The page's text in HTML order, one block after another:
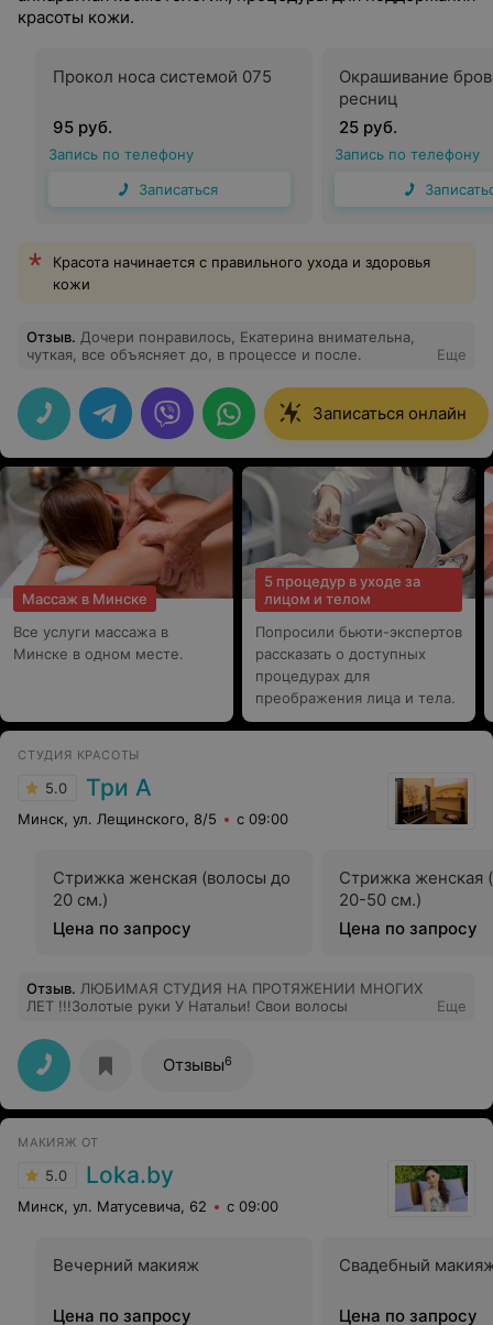
красоты кожи.
Прокол носа системой 075
95 руб.
Запись по телефону
Записаться
Окрашивание
ресниц
25 руб.
Запись по телефону
Красота начинается с правильного ухода и здоровья
кожи
Отзыв. Дочери понравилось, Екатерина внимательна,
чуткая, все объясняет до, в процессе и после.
Еще
Записаться онлайн
Массаж в Минске
Все услуги массажа в
Минске в одном месте.
5 процедур в уходе за
лицом и телом
Попросили бьюти-экспертов
рассказать о доступных
процедурах для
преображения лица и тела.
СТУДИЯ КРАСОТЫ
5.0 Три А
Минск, ул. Лещинского, 8/5 с 09:00
Стрижка женская (волосы до
20 см.)
Цена по запросу
Стрижка женская
20-50 см.)
Цена по запросу
Отзыв. ЛЮБИМАЯ СТУДИЯ НА ПРОТЯЖЕНИИ МНОГИХ
ЛЕТ !!!Золотые руки У Натальи! Свои волосы
Еще
Отзывы6
МАКИЯЖ ОТ
5.0 Loka.by
Минск, ул. Матусевича, 62 с 09:00
Вечерний макияж
Цена по запросу
Свадебный
Цена по запросу